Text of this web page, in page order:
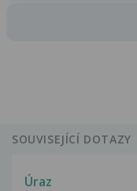
SOUVISEJÍCÍ DOTAZY
Úraz